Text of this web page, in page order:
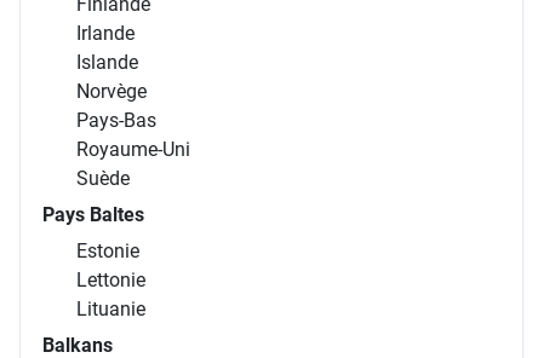
Irlande
Islande
Norvège
Pays-Bas
Royaume-Uni
Suède
Pays Baltes
Estonie
Lettonie
Lituanie
Balkans